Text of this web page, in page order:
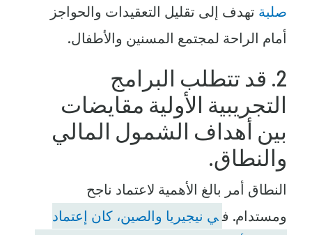
صلبةتهدف إلى تقليل التعقيدات والحواجز
أمام الراحة لمجتمع المسنين والأطفال.
2. قد تتطلب البرامج
التجريبية الأولية مقايضات
بين أهداف الشمول المالي
والنطاق.
النطاق أمر بالغ الأهمية لاعتماد ناجح
ومستدام. ف ي نيجيريا والصين، كان إعتماد